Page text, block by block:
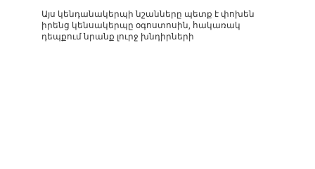
Այս կենդանակերպի նշանները պետք է փոխեն
իրենց կենսակերպը օգոստոսին, հակառակ
դեպքում նրանք լուրջ խնդիրների